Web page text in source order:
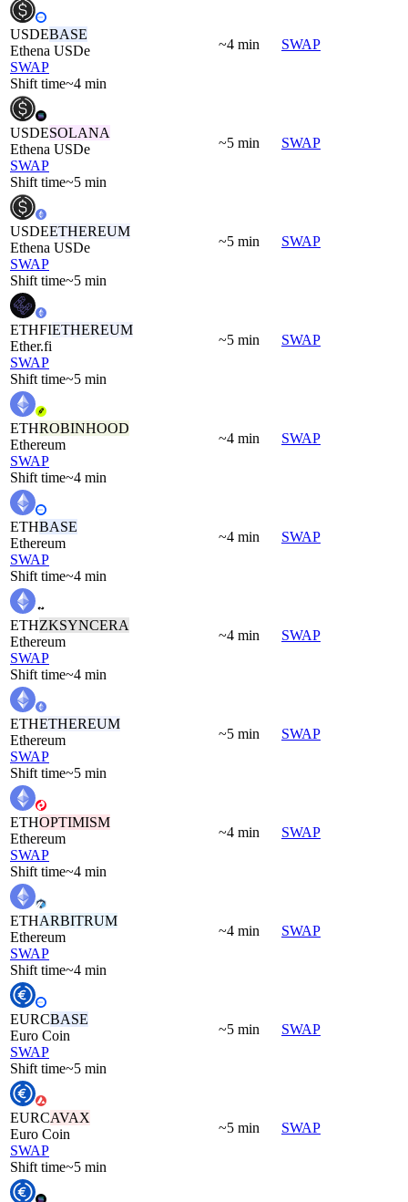
USDEBASE
Ethena USDe
SWAP
Shift time~4 min
~4 min SWAP
USDESOLANA
Ethena USDe
SWAP
Shift time~5 min
~5 min SWAP
USDEETHEREUM
Ethena USDe
SWAP
Shift time~5 min
~5 min SWAP
ETHFIETHEREUM
Ether.fi
SWAP
Shift time~5 min
~5 min SWAP
ETHROBINHOOD
Ethereum
SWAP
Shift time~4 min
~4 min SWAP
ETHBASE
Ethereum
SWAP
Shift time~4 min
~4 min SWAP
ETHZKSYNCERA
Ethereum
SWAP
Shift time~4 min
~4 min SWAP
ETHETHEREUM
Ethereum
SWAP
Shift time~5 min
~5 min SWAP
ETHOPTIMISM
Ethereum
SWAP
Shift time~4 min
~4 min SWAP
ETHARBITRUM
Ethereum
SWAP
Shift time~4 min
~4 min SWAP
EURCBASE
Euro Coin
SWAP
Shift time~5 min
~5 min SWAP
EURCAVAX
Euro Coin
SWAP
Shift time~5 min
~5 min SWAP